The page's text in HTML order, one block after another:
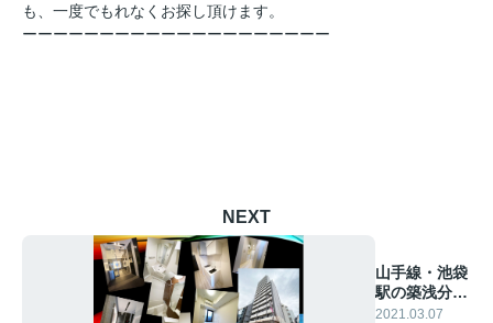
も、一度でもれなくお探し頂けます。
ーーーーーーーーーーーーーーーーーーーー
NEXT
山手線・池袋
駅の築浅分譲
賃貸マンショ
2021.03.07